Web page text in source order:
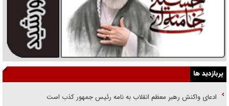
پربازدید ها
ادعای واکنش رهبر معظم انقلاب به نامه رئیس جمهور کذب است